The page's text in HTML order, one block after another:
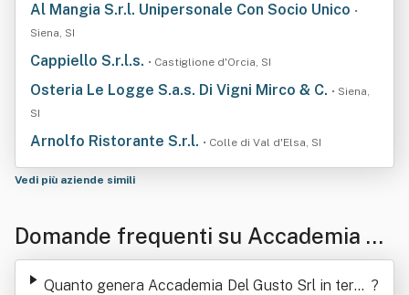
Al Mangia S.r.l. Unipersonale Con Socio Unico •
Siena, SI
Cappiello S.r.l.s. • Castiglione d'Orcia, SI
Osteria Le Logge S.a.s. Di Vigni Mirco & C. • Siena,
SI
Arnolfo Ristorante S.r.l. • Colle di Val d'Elsa, SI
Vedi più aziende simili
Domande frequenti su Accademia De
l Gusto Srl
Quanto genera Accademia Del Gusto Srl in termi ?